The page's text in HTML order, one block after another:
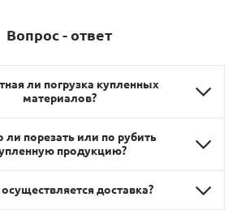
Вопрос - ответ
ли погрузка купленных
материалов?
порезать или по рубить
продукцию?
доставка?